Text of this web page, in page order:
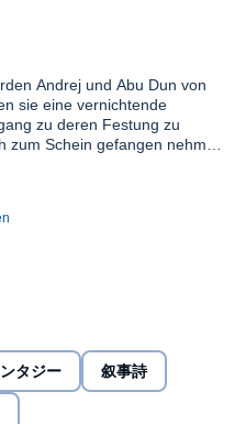
Andrej und Abu Dun von
sie eine vernichtende
zu deren Festung zu
Schein gefangen nehmen
Ali Jhin und seinen
müssen sie
vorgezogen
Studios
タジー 叙事詩